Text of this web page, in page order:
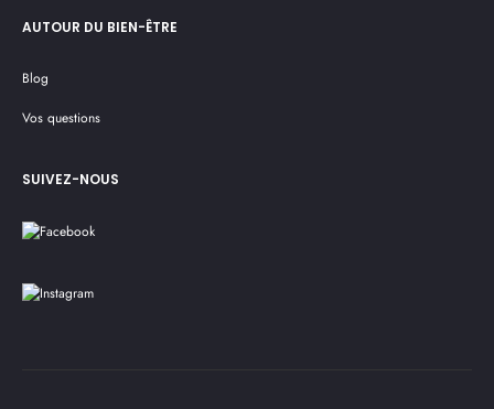
AUTOUR DU BIEN-ÊTRE
Blog
Vos questions
SUIVEZ-NOUS